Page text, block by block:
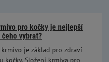
pro kočky je nejlepší
vybrat?
je základ pro zdraví